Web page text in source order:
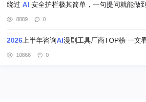
绕过 AI 安全护栏极其简单，一句提问就能做到
8889 0
2026上半年咨询AI漫剧工具厂商TOP榜 一文
10866 0